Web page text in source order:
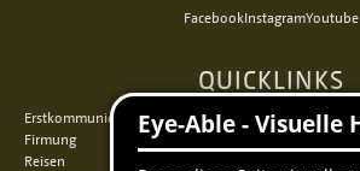
FacebookInstagramYoutube
QUICKLINKS
Erstkommunion
Firmung
Reisen